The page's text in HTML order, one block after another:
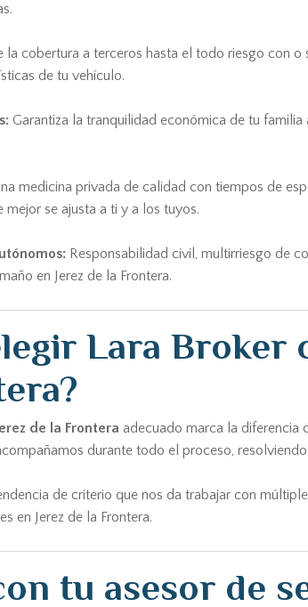
la cobertura a terceros hasta el todo riesgo con o
de tu vehículo.
Garantiza la tranquilidad económica de tu
medicina privada de calidad con tiempos de
mejor se ajusta a ti y a los tuyos.
Responsabilidad civil, multirriesgo de
en Jerez de la Frontera.
Lara Broker
de la Frontera adecuado marca la diferencia
durante todo el proceso,
de criterio que nos da trabajar con
en Jerez de la Frontera.
tu asesor de